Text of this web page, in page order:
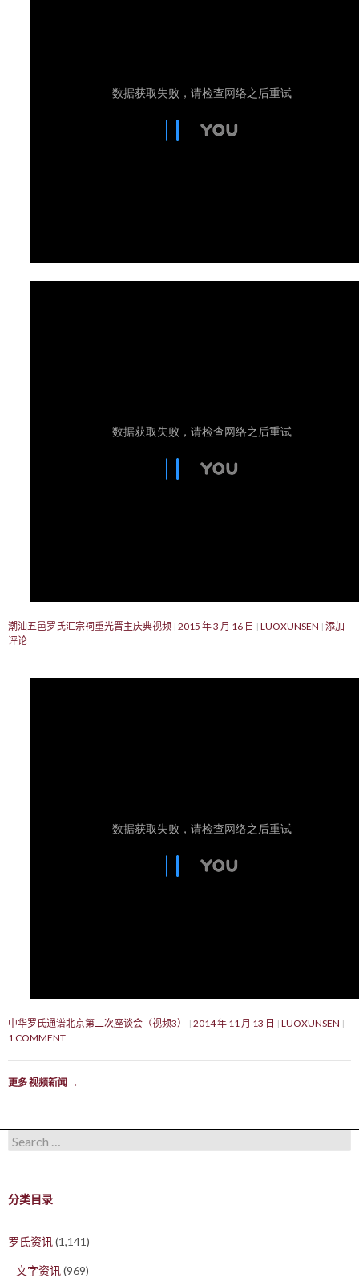
潮汕五邑罗氏汇宗祠重光晋主庆典视频 2015 年 3 月 16 日 LUOXUNSEN 添加
评论
中华罗氏通谱北京第二次座谈会（视频3） 2014 年 11 月 13 日
LUOXUNSEN
1 COMMENT
更多 视频新闻 →
Search for:
分类目录
罗氏资讯(1,141)
文字资讯(969)